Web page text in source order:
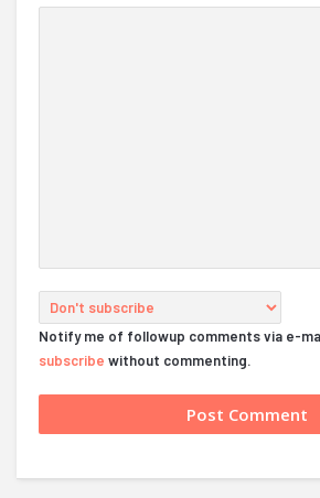
Notify me of followup comments via e-
subscribe without commenting.